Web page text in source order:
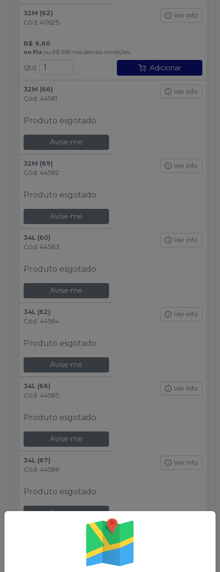
32M (62)
Cód. 40625
Ver info
R$ 9,60
no Pix ou R$ 9,90 nas demais condições
Qtd : Adicionar
32M (66)
Cód. 44581
Ver info
Produto esgotado
Avise-me
32M (69)
Cód. 44582
Ver info
Produto esgotado
Avise-me
34L (60)
Cód. 44583
Ver info
Produto esgotado
Avise-me
34L (62)
Cód. 44584
Ver info
Produto esgotado
Avise-me
34L (66)
Cód. 44585
Ver info
Produto esgotado
Avise-me
34L (67)
Cód. 44586
Ver info
Produto esgotado
Avise-me
Produto esgotado